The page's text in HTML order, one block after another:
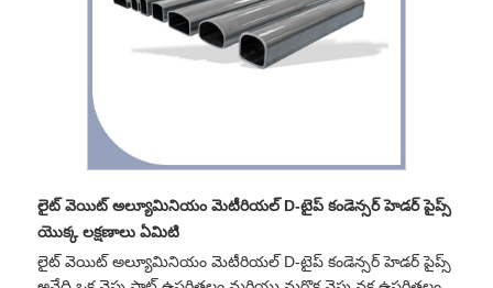
లైట్ వెయిట్ అల్యూమినియం మెటీరియల్ D-టైప్ కండెన్సర్ హెడర్ పైప్స్
యొక్క లక్షణాలు ఏమిటి
లైట్ వెయిట్ అల్యూమినియం మెటీరియల్ D-టైప్ కండెన్సర్ హెడర్ పైప్స్